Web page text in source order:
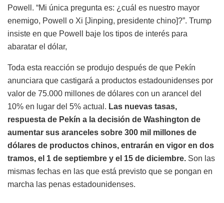
Powell. “Mi única pregunta es: ¿cuál es nuestro mayor
enemigo, Powell o Xi [Jinping, presidente chino]?”. Trump
insiste en que Powell baje los tipos de interés para
abaratar el dólar,
Toda esta reacción se produjo después de que Pekín
anunciara que castigará a productos estadounidenses por
valor de 75.000 millones de dólares con un arancel del
10% en lugar del 5% actual. Las nuevas tasas,
respuesta de Pekín a la decisión de Washington de
aumentar sus aranceles sobre 300 mil millones de
dólares de productos chinos, entrarán en vigor en dos
tramos, el 1 de septiembre y el 15 de diciembre. Son las
mismas fechas en las que está previsto que se pongan en
marcha las penas estadounidenses.